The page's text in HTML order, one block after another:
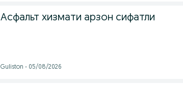
Асфальт хизмати арзон сифатли
Guliston - 05/08/2026